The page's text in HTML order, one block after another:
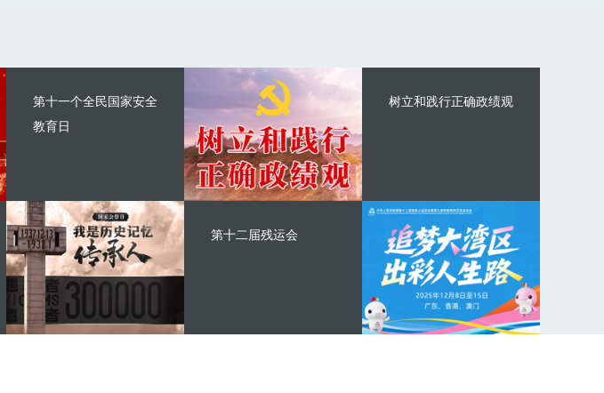
第十一个全民国家安全
教育日
树立和践行正确政绩观
第十二届残运会